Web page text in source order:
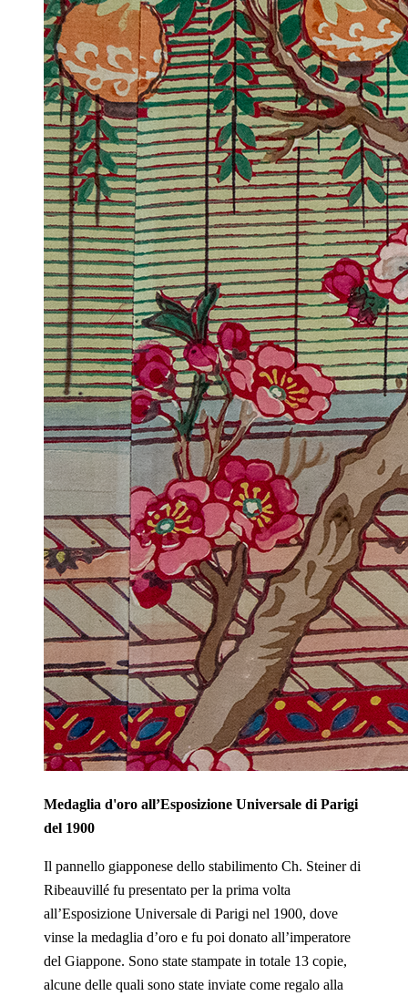
Medaglia d'oro all’Esposizione Universale di Parigi
del 1900
Il pannello giapponese dello stabilimento Ch. Steiner di
Ribeauvillé fu presentato per la prima volta
all’Esposizione Universale di Parigi nel 1900, dove
vinse la medaglia d’oro e fu poi donato all’imperatore
del Giappone. Sono state stampate in totale 13 copie,
alcune delle quali sono state inviate come regalo alla